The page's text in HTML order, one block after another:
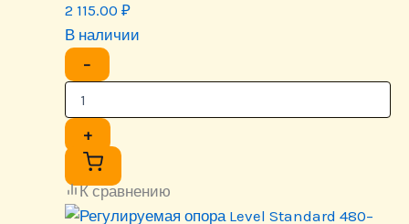
2 115.00 ₽
В наличии
−
+
К сравнению